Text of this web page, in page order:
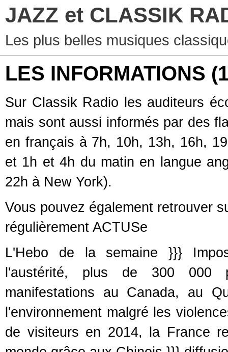
JAZZ et CLASSIK
Les plus belles musiques
LES INFORMATIONS
Sur Classik Radio les auditeurs
mais sont aussi informés par des
en français à 7h, 10h, 13h, 16h,
et 1h et 4h du matin en langue
22h à New York).
Vous pouvez également retrouver
régulièrement ACTUSe
L'Hebo de la semaine }}}
l'austérité, plus de 300 000
manifestations au Canada, au
l'environnement malgré les
de visiteurs en 2014, la France